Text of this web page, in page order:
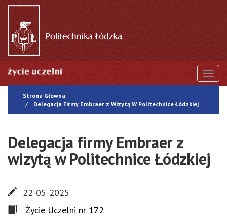
Przejdź
treści
Strona Główna
Delegacja Firmy Embraer z Wizytą W Politechnice Łódzkiej
Delegacja firmy Embraer z
wizytą w Politechnice Łódzkiej
22-05-2025
Życie Uczelni nr 172